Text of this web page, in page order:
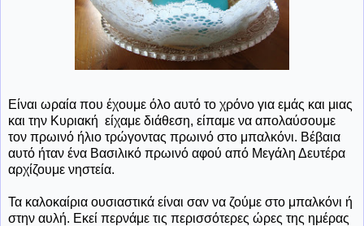
Είναι ωραία που έχουμε όλο αυτό το χρόνο για εμάς και μιας
και την Κυριακή είχαμε διάθεση, είπαμε να απολαύσουμε
τον πρωινό ήλιο τρώγοντας πρωινό στο μπαλκόνι. Βέβαια
αυτό ήταν ένα Βασιλικό πρωινό αφού από Μεγάλη Δευτέρα
αρχίζουμε νηστεία.
Τα καλοκαίρια ουσιαστικά είναι σαν να ζούμε στο μπαλκόνι ή
στην αυλή. Εκεί περνάμε τις περισσότερες ώρες της ημέρας